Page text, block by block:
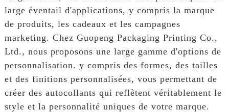
large éventail d'applications, y compris la marque
de produits, les cadeaux et les campagnes
marketing. Chez Guopeng Packaging Printing Co.,
Ltd., nous proposons une large gamme d'options de
personnalisation. y compris des formes, des tailles
et des finitions personnalisées, vous permettant de
créer des autocollants qui reflètent véritablement le
style et la personnalité uniques de votre marque.